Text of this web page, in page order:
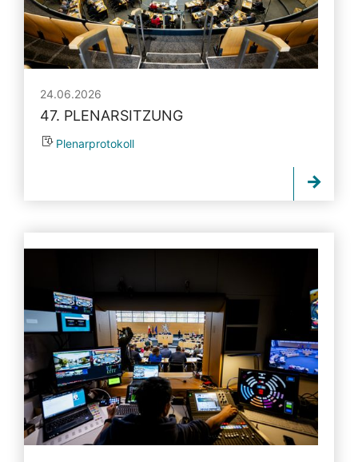
24.06.2026
47. PLENARSITZUNG
Plenarprotokoll